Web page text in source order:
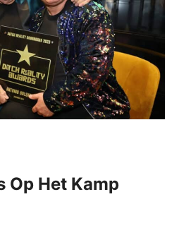
Op Het Kamp